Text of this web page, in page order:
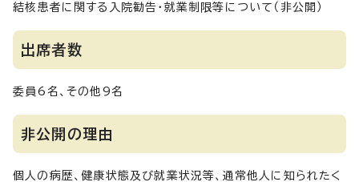
結核患者に関する入院勧告・就業制限等について（非公開）
出席者数
委員6名、その他9名
非公開の理由
個人の病歴、健康状態及び就業状況等、通常他人に知られたく